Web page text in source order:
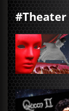
#Theater